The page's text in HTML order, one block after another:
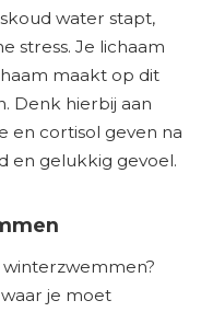
water stapt,
stress. Je lichaam
maakt op dit
Denk hierbij aan
en cortisol geven na
en gelukkig gevoel.
je moet